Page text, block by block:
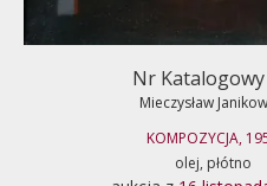
Nr Katalogowy
Mieczysław
KOMPOZYCJA,
olej, płótno